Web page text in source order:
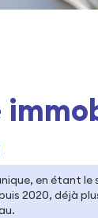
en étant
2020, déjà